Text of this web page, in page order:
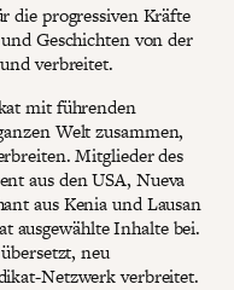
die progressiven Kräfte
Geschichten von der
verbreitet.
mit führenden
Welt zusammen,
Mitglieder des
aus den USA, Nueva
aus Kenia und Lausan
ausgewählte Inhalte bei.
neu
Netzwerk verbreitet.